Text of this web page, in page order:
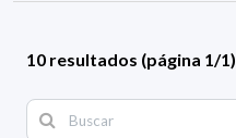
10 resultados (página 1/1)